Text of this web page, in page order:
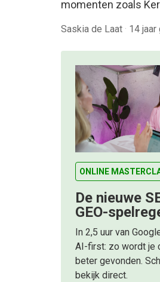
momenten zoals
Saskia de Laat · 14 jaar
ONLINE
De nieuwe
GEO-
In 2,5 uur van
AI-first: zo wordt je
beter gevonden.
bekijk direct.